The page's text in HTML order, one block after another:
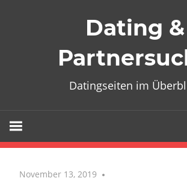
Dating &
Datingseiten im
November 13, 2019